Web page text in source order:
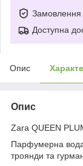
Замовлення
Доступна
Опис
Опис
Zara QUEEN
Парфумерна вода
троянди та